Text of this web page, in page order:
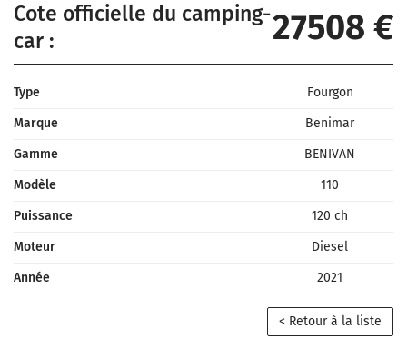
Cote officielle du camping-
car :
27508 €
Type
Fourgon
Marque
Benimar
Gamme
BENIVAN
Modèle
110
Puissance
120 ch
Moteur
Diesel
Année
2021
< Retour à la liste